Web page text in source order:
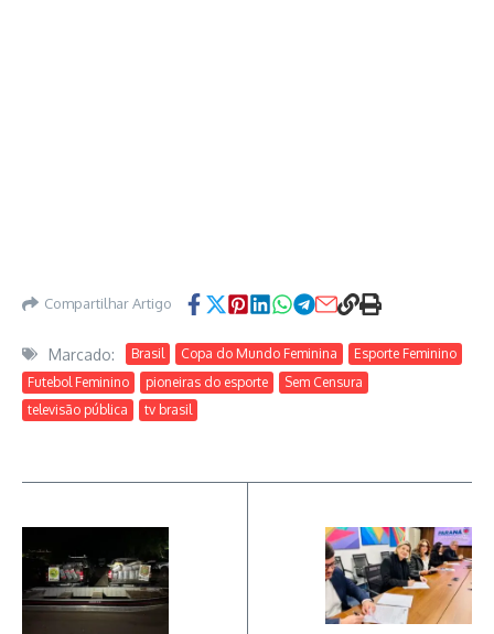
Compartilhar Artigo
Marcado: Brasil Copa do Mundo Feminina
Esporte Feminino
Futebol Feminino
pioneiras do esporte
Sem Censura
televisão pública
tv brasil